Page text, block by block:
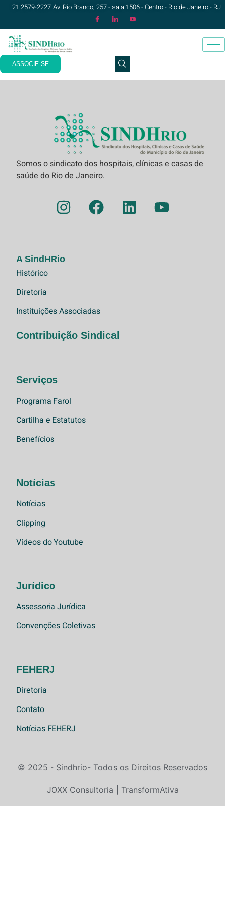
21 2579-2227 Av. Rio Branco, 257 - sala 1506 - Centro - Rio de Janeiro - RJ
ASSOCIE-SE
Somos o sindicato dos hospitais, clínicas e casas de
saúde do Rio de Janeiro.
A SindHRio
Histórico
Diretoria
Instituições Associadas
Contribuição Sindical
Serviços
Programa Farol
Cartilha e Estatutos
Benefícios
Notícias
Notícias
Clipping
Vídeos do Youtube
Jurídico
Assessoria Jurídica
Convenções Coletivas
FEHERJ
Diretoria
Contato
Notícias FEHERJ
© 2025 - Sindhrio- Todos os Direitos Reservados
JOXX Consultoria | TransformAtiva